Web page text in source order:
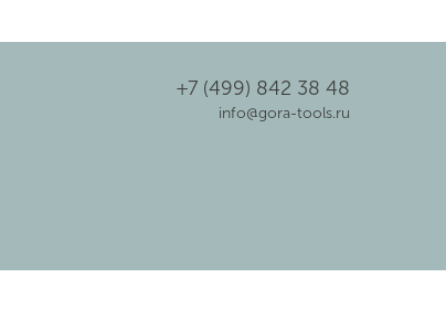
+7 (499) 842 38 48
info@gora-tools.ru